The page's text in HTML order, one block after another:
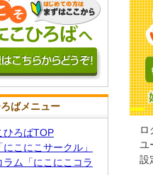
ロ
ユ
設
ばメニュー
ひろばTOP
こにこサークル」
ラム「にこにこコラ